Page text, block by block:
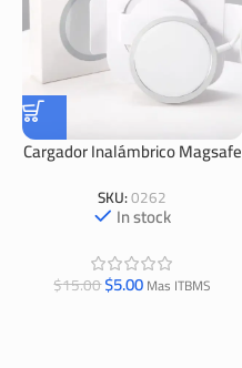
Cargador Inalámbrico Magsafe
SKU:0262
In stock
$15.00$5.00Mas ITBMS